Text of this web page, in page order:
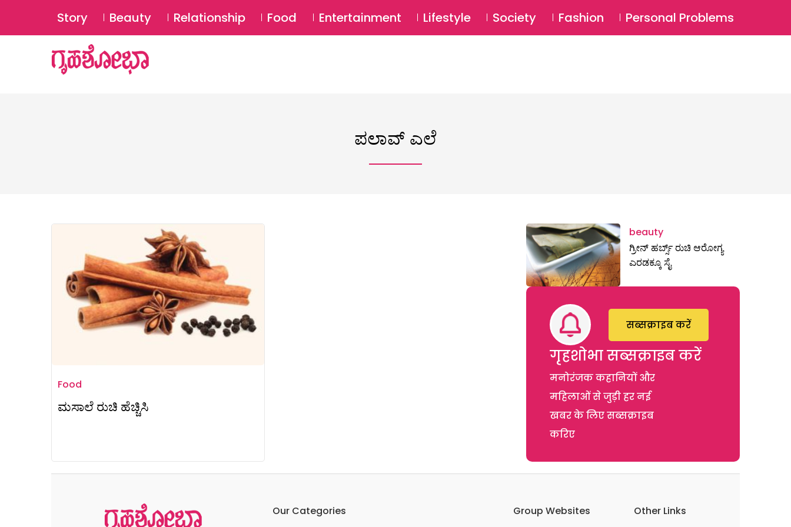
SUBSCRIBE Login ⚲
Story Beauty Relationship Food Entertainment Lifestyle Society Fashion Personal Problems
ಪಲಾವ್ ಎಲೆ
Food
ಮಸಾಲೆ ರುಚಿ ಹೆಚ್ಚಿಸಿ
beauty
ಗ್ರೀನ್ ಹರ್ಬ್ಸ್ ರುಚಿ ಆರೋಗ್ಯ
ಎರಡಕ್ಕೂ ಸೈ
गृहशोभा सब्सक्राइब करें
मनोरंजक कहानियों और
महिलाओं से जुड़ी हर नई
खबर के लिए सब्सक्राइब
करिए
सब्सक्राइब करें
Our Categories Group Websites Other Links